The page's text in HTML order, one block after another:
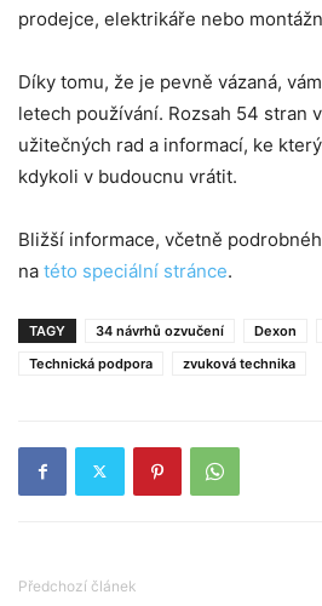
prodejce, elektrikáře nebo
Díky tomu, že je pevně vázaná,
letech používání. Rozsah 54 stran
užitečných rad a informací, ke
kdykoli v budoucnu vrátit.
Bližší informace, včetně
na této speciální stránce.
TAGY 34 návrhů ozvučení Dexon
Technická podpora
zvuková technika
Předchozí článek